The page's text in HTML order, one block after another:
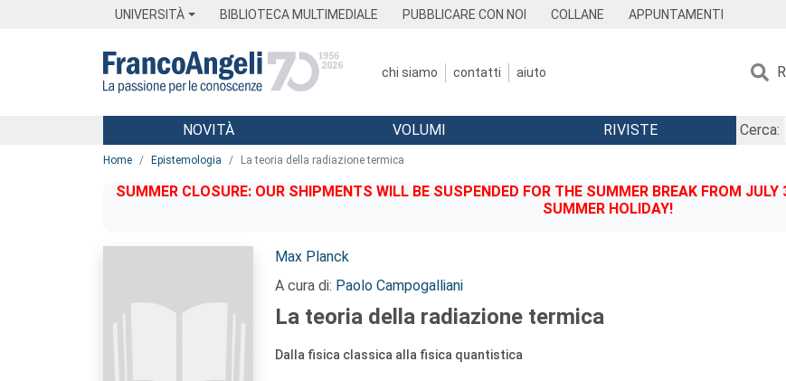
UNIVERSITÀ BIBLIOTECA MULTIMEDIALE PUBBLICARE CON NOI COLLANE APPUNTAMENTI
chi siamo contatti aiuto
Menu
NOVITÀ VOLUMI RIVISTE
Cerca:
Home Epistemologia La teoria della radiazione termica
SUMMER CLOSURE: OUR SHIPMENTS WILL BE SUSPENDED FOR THE SUMMER BREAK FROM
SUMMER HOLIDAY!
Autori:
Max Planck
A cura di: Paolo Campogalliani
La teoria della radiazione termica
Dalla fisica classica alla fisica quantistica